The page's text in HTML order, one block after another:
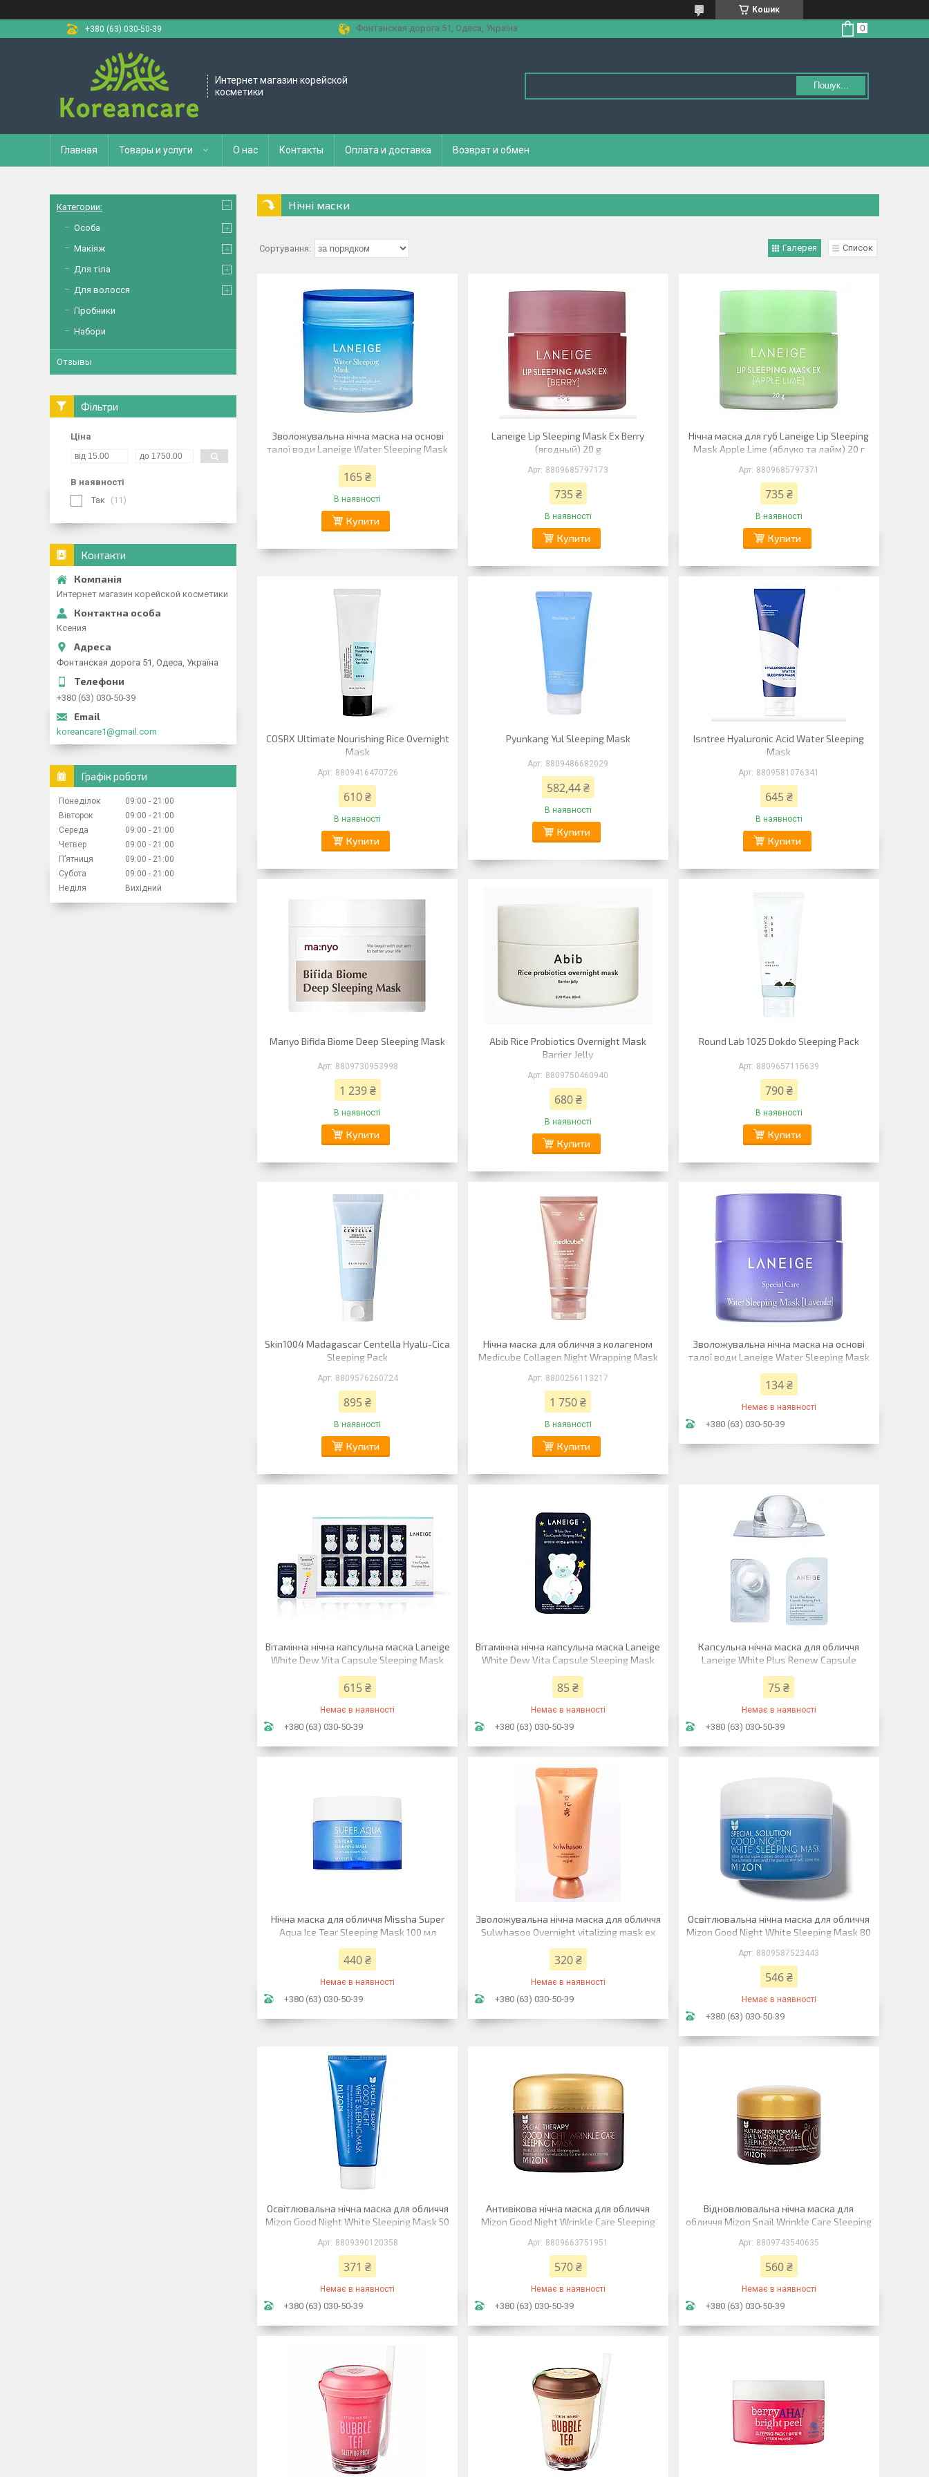
Кошик
+380 (63) 030-50-39
Фонтанская дорога 51, Одеса, Україна
Интернет магазин корейской
косметики
Пошук...
Главная Товары и услуги О нас Контакты Оплата и доставка Возврат и обмен
Нічні маски
Галерея Список
Зволожувальна нічна маска на основі
талої води Laneige Water Sleeping Mask
165 ₴
В наявності
Купити
Laneige Lip Sleeping Mask Ex Berry
(ягодный) 20 g
8809685797173
735 ₴
В наявності
Купити
Нічна маска для губ Laneige Lip Sleeping
Mask Apple Lime (яблуко та лайм) 20 г
8809685797371
735 ₴
В наявності
Купити
COSRX Ultimate Nourishing Rice Overnight
Mask
8809416470726
610 ₴
В наявності
Купити
Pyunkang Yul Sleeping Mask
8809486682029
582,44 ₴
В наявності
Купити
Isntree Hyaluronic Acid Water Sleeping
Mask
8809581076341
645 ₴
В наявності
Купити
Manyo Bifida Biome Deep Sleeping Mask
8809730953998
1 239 ₴
В наявності
Купити
Abib Rice Probiotics Overnight Mask
Barrier Jelly
8809750460940
680 ₴
В наявності
Купити
Round Lab 1025 Dokdo Sleeping Pack
8809657115639
790 ₴
В наявності
Купити
Skin1004 Madagascar Centella Hyalu-Cica
Sleeping Pack
8809576260724
895 ₴
В наявності
Купити
Нічна маска для обличчя з колагеном
Medicube Collagen Night Wrapping Mask
8800256113217
1 750 ₴
В наявності
Купити
Зволожувальна нічна маска на основі
талої води Laneige Water Sleeping Mask
134 ₴
Немає в наявності
+380 (63) 030-50-39
Вітамінна нічна капсульна маска Laneige
White Dew Vita Capsule Sleeping Mask
615 ₴
Немає в наявності
+380 (63) 030-50-39
Вітамінна нічна капсульна маска Laneige
White Dew Vita Capsule Sleeping Mask
85 ₴
Немає в наявності
+380 (63) 030-50-39
Капсульна нічна маска для обличчя
Laneige White Plus Renew Capsule
75 ₴
Немає в наявності
+380 (63) 030-50-39
Нічна маска для обличчя Missha Super
Aqua Ice Tear Sleeping Mask 100 мл
440 ₴
Немає в наявності
+380 (63) 030-50-39
Зволожувальна нічна маска для обличчя
Sulwhasoo Overnight vitalizing mask ex
320 ₴
Немає в наявності
+380 (63) 030-50-39
Освітлювальна нічна маска для обличчя
Mizon Good Night White Sleeping Mask 80
8809587523443
546 ₴
Немає в наявності
+380 (63) 030-50-39
Освітлювальна нічна маска для обличчя
Mizon Good Night White Sleeping Mask 50
8809390120358
371 ₴
Немає в наявності
+380 (63) 030-50-39
Антивікова нічна маска для обличчя
Mizon Good Night Wrinkle Care Sleeping
8809663751951
570 ₴
Немає в наявності
+380 (63) 030-50-39
Відновлювальна нічна маска для
обличчя Mizon Snail Wrinkle Care Sleeping
8809743540635
560 ₴
Немає в наявності
+380 (63) 030-50-39
Категории:
Особа
Макіяж
Для тіла
Для волосся
Пробники
Набори
Отзывы
Фільтри
Ціна
В наявності
Так
11
Контакти
Интернет магазин корейской косметики
Ксения
Фонтанская дорога 51, Одеса, Україна
+380 (63) 030-50-39
koreancare1@gmail.com
Графік роботи
Понеділок 09:00
21:00
Вівторок
09:00
21:00
Середа
09:00
21:00
Четвер
09:00
21:00
Пʼятниця
09:00
21:00
Субота
09:00
21:00
Неділя
Вихідний